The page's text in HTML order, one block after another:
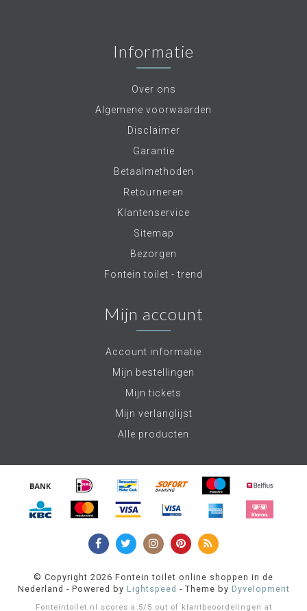
Informatie
Over ons
Algemene voorwaarden
Disclaimer
Garantie
Betaalmethoden
Retourneren
Klantenservice
Sitemap
Bezorgen
Fontein toilet - trend
Mijn account
Account informatie
Mijn bestellingen
Mijn tickets
Mijn verlanglijst
Alle producten
© Copyright 2026 Fontein toilet online shoppen in de
Nederland - Powered by Lightspeed - Theme by Dyvelopment
Fonteintoilet.nl scores a 5/ 5 out of klantbeoordelingen at